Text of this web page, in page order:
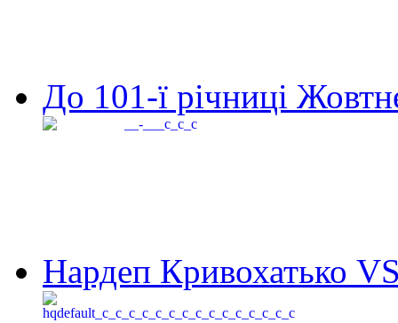
До 101-ї річниці
Нардеп Кривохатько